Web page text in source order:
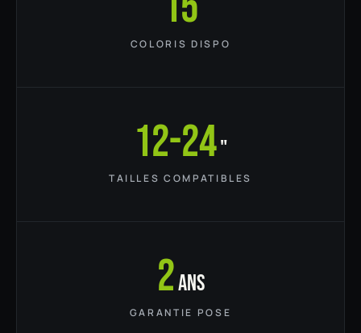
COLORIS DISPO
12-24"
TAILLES COMPATIBLES
2ans
GARANTIE POSE